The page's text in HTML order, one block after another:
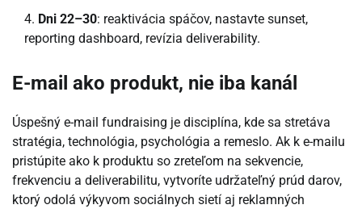
Dni 22–30: reaktivácia spáčov, nastavte sunset,
reporting dashboard, revízia deliverability.
E-mail ako produkt, nie iba kanál
Úspešný e-mail fundraising je disciplína, kde sa stretáva
stratégia, technológia, psychológia a remeslo. Ak k e-mailu
pristúpite ako k produktu so zreteľom na sekvencie,
frekvenciu a deliverabilitu, vytvoríte udržateľný prúd darov,
ktorý odolá výkyvom sociálnych sietí aj reklamných